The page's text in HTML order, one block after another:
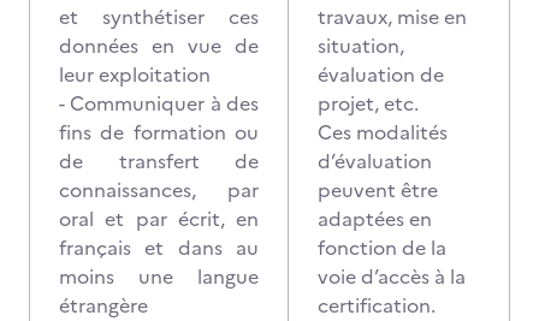
et synthétiser ces
données en vue de
leur exploitation
- Communiquer à des
fins de formation ou
de transfert de
connaissances, par
oral et par écrit, en
français et dans au
moins une langue
étrangère
travaux, mise en
situation,
évaluation de
projet, etc.
Ces modalités
d’évaluation
peuvent être
adaptées en
fonction de la
voie d’accès à la
certification.